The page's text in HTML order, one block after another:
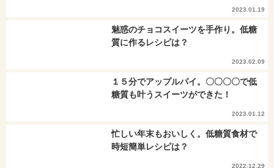
2023.01.19
魅惑のチョコスイーツを手作り。低糖
質に作るレシピは？
2023.02.09
１５分でアップルパイ。〇〇〇〇で低
糖質も叶うスイーツができた！
2023.01.12
忙しい年末もおいしく。低糖質食材で
時短簡単レシピは？
2022.12.29